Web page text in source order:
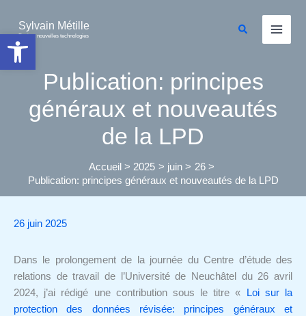
Ouvrir la barre d’outils
contenu
Sylvain Métille
Droit et nouvelles technologies
Rechercher
Publication: principes
généraux et nouveautés
de la LPD
Accueil 2025 juin
26
Publication: principes généraux et nouveautés de la LPD
26 juin 2025
Dans le prolongement de la journée du Centre d’étude des
relations de travail de l’Université de Neuchâtel du 26 avril
2024, j’ai rédigé une contribution sous le titre «
Loi sur la
protection des données révisée: principes généraux et